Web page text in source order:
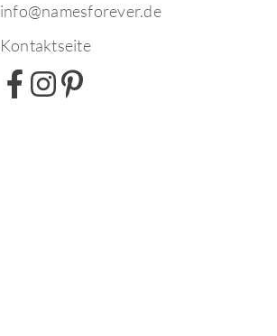
info@namesforever.de
Kontaktseite